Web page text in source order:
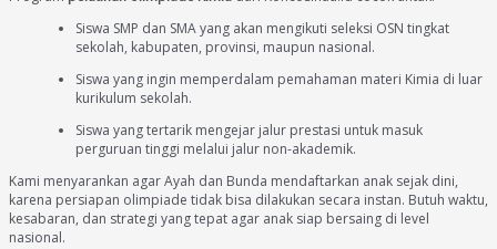
Siswa SMP dan SMA yang akan mengikuti seleksi OSN tingkat
sekolah, kabupaten, provinsi, maupun nasional.
Siswa yang ingin memperdalam pemahaman materi Kimia di luar
kurikulum sekolah.
Siswa yang tertarik mengejar jalur prestasi untuk masuk
perguruan tinggi melalui jalur non-akademik.
Kami menyarankan agar Ayah dan Bunda mendaftarkan anak sejak dini,
karena persiapan olimpiade tidak bisa dilakukan secara instan. Butuh waktu,
kesabaran, dan strategi yang tepat agar anak siap bersaing di level
nasional.